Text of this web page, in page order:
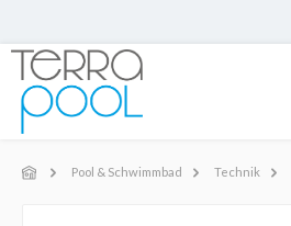
Pool & Schwimmbad Technik